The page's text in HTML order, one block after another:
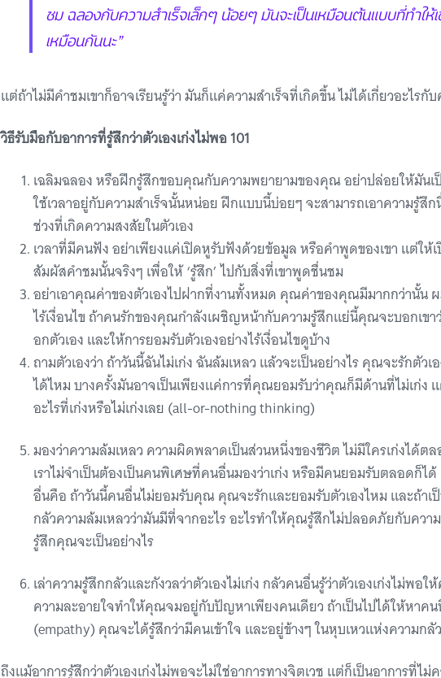
ชม ฉลองกับความสำเร็จเล็กๆ น้อยๆ มันจะเป็นเหมือนต้นแบบที่ทำให้เ
เหมือนกันนะ”
แต่ถ้าไม่มีคำชมเขาก็อาจเรียนรู้ว่า มันก็แค่ความสำเร็จที่เกิดขึ้น ไม่ได้เกี่ยวอะไรกั
วิธีรับมือกับอาการที่รู้สึกว่าตัวเองเก่งไม่พอ 101
เฉลิมฉลอง หรือฝึกรู้สึกขอบคุณกับความพยายามของคุณ อย่าปล่อยให้มันเ
ใช้เวลาอยู่กับความสำเร็จนั้นหน่อย ฝึกแบบนี้บ่อยๆ จะสามารถเอาความรู้สึ
ช่วงที่เกิดความสงสัยในตัวเอง
เวลาที่มีคนฟัง อย่าเพียงแค่เปิดหูรับฟังด้วยข้อมูล หรือคำพูดของเขา แต่ให้
สัมผัสคำชมนั้นจริงๆ เพื่อให้ ‘รู้สึก’ ไปกับสิ่งที่เขาพูดชื่นชม
อย่าเอาคุณค่าของตัวเองไปฝากที่งานทั้งหมด คุณค่าของคุณมีมากกว่านั้น
ไร้เงื่อนไข ถ้าคนรักของคุณกำลังเผชิญหน้ากับความรู้สึกแย่นี้คุณจะบอกเขา
อกตัวเอง และให้การยอมรับตัวเองอย่างไร้เงื่อนไขดูบ้าง
ถามตัวเองว่า ถ้าวันนี้ฉันไม่เก่ง ฉันล้มเหลว แล้วจะเป็นอย่างไร คุณจะรักตัว
ได้ไหม บางครั้งมันอาจเป็นเพียงแค่การที่คุณยอมรับว่าคุณก็มีด้านที่ไม่เก่ง
อะไรที่เก่งหรือไม่เก่งเลย (all-or-nothing thinking)
มองว่าความล้มเหลว ความผิดพลาดเป็นส่วนหนึ่งของชีวิต ไม่มีใครเก่งได้
เราไม่จำเป็นต้องเป็นคนพิเศษที่คนอื่นมองว่าเก่ง หรือมีคนยอมรับตลอดก็
อื่นคือ ถ้าวันนี้คนอื่นไม่ยอมรับคุณ คุณจะรักและยอมรับตัวเองไหม และถ้าเป็
กลัวความล้มเหลวว่ามันมีที่จากอะไร อะไรทำให้คุณรู้สึกไม่ปลอดภัยกับควา
รู้สึกคุณจะเป็นอย่างไร
เล่าความรู้สึกกลัวและกังวลว่าตัวเองไม่เก่ง กลัวคนอื่นรู้ว่าตัวเองเก่งไม่พอ
ความละอายใจทำให้คุณจมอยู่กับปัญหาเพียงคนเดียว ถ้าเป็นไปได้ให้หาคนที่
(empathy) คุณจะได้รู้สึกว่ามีคนเข้าใจ และอยู่ข้างๆ ในหุบเหวแห่งความก
ถึงแม้อาการรู้สึกว่าตัวเองเก่งไม่พอจะไม่ใช่อาการทางจิตเวช แต่ก็เป็นอาการที่ไม่